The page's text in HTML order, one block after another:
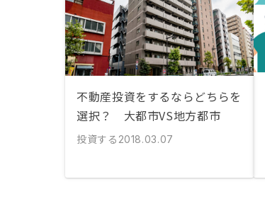
不動産投資をするならどちらを
選択？ 大都市VS地方都市
投資する 2018.03.07